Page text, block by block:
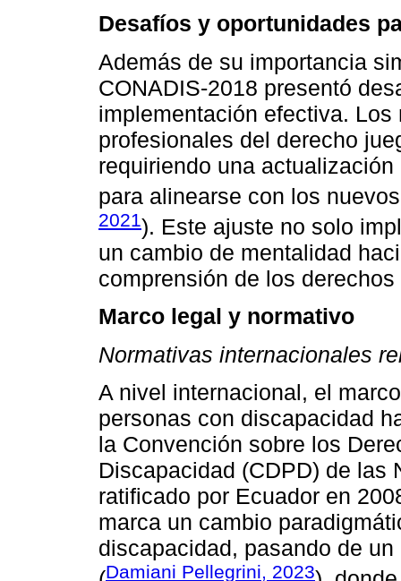
Desafíos y oportunidades
Además de su importancia
CONADIS-2018 presentó
implementación efectiva.
profesionales del derecho
requiriendo una
para alinearse con los
2021). Este ajuste no solo
un cambio de mentalidad
comprensión de los
Marco legal y normativo
Normativas internacionales
A nivel internacional, el
personas con discapacidad
la Convención sobre los
Discapacidad (CDPD) de las
ratificado por Ecuador en
marca un cambio
discapacidad, pasando de
Damiani Pellegrini, 2023